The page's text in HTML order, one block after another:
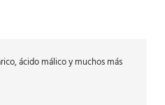
ácido málico y muchos más